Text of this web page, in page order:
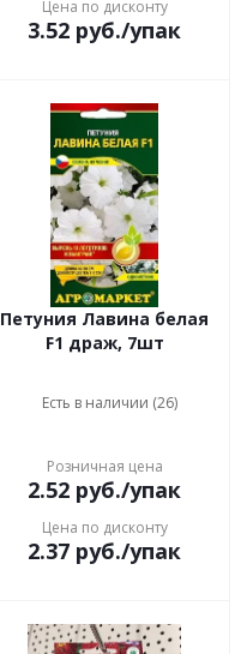
Цена по дисконту
3.52 руб./упак
Петуния Лавина белая
F1 драж, 7шт
Есть в наличии (26)
Розничная цена
2.52 руб./упак
Цена по дисконту
2.37 руб./упак